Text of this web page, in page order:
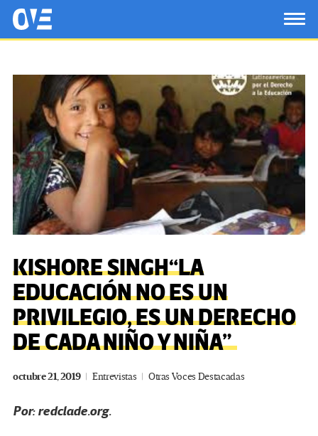
Saltar al contenido principal
OtrasVocesenEducacion.org
KISHORE SINGH“LA
EDUCACIÓN NO ES UN
PRIVILEGIO, ES UN DERECHO
DE CADA NIÑO Y NIÑA”
octubre 21, 2019 Entrevistas Otras Voces Destacadas
Por: redclade.org.